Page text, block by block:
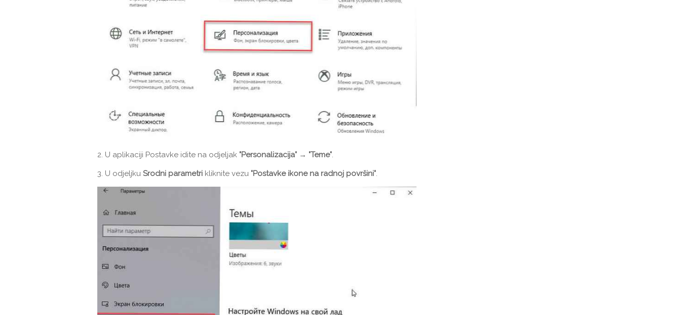
2. U aplikaciji Postavke idite na odjeljak "Personalizacija" → "Teme".
3. U odjeljku Srodni parametri kliknite vezu "Postavke ikone na radnoj površini".